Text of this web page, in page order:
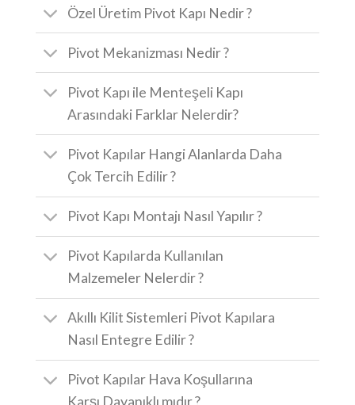
Özel Üretim Pivot Kapı Nedir ?
Pivot Mekanizması Nedir ?
Pivot Kapı ile Menteşeli Kapı
Arasındaki Farklar Nelerdir?
Pivot Kapılar Hangi Alanlarda Daha
Çok Tercih Edilir ?
Pivot Kapı Montajı Nasıl Yapılır ?
Pivot Kapılarda Kullanılan
Malzemeler Nelerdir ?
Akıllı Kilit Sistemleri Pivot Kapılara
Nasıl Entegre Edilir ?
Pivot Kapılar Hava Koşullarına